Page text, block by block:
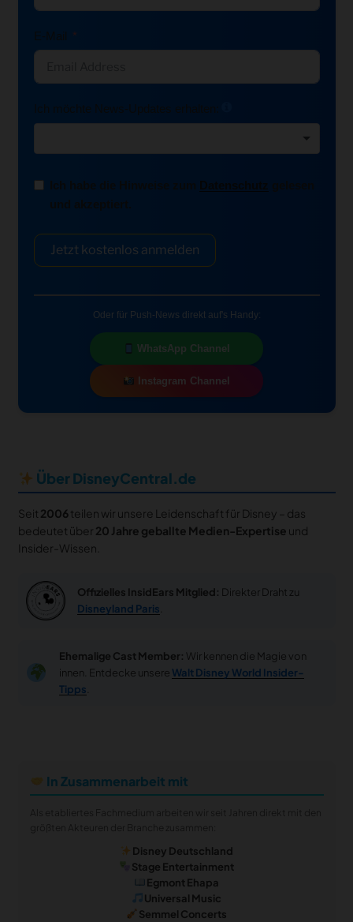
Datenschutz
Jetzt kostenlos anmelden
Oder für Push-News direkt auf's Handy:
WhatsApp Channel
Instagram Channel
Über DisneyCentral.de
Seit 2006teilen wir unsere Leidenschaft für Disney – das
bedeutet über 20 Jahre geballte Medien-Expertise und
Insider-Wissen.
Offizielles InsidEars Mitglied: Direkter Draht zu
Disneyland Paris
Ehemalige Cast Member: Wir kennen die Magie von
innen. Entdecke unsere Walt Disney World Insider-
Tipps
In Zusammenarbeit mit
Disney Deutschland
Stage Entertainment
Egmont Ehapa
Universal Music
Semmel Concerts